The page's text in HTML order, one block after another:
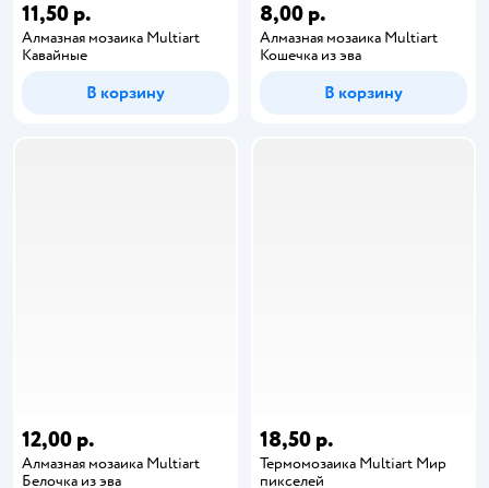
11,50 р.
Алмазная мозаика Multiart
Кавайные
В корзину
8,00 р.
Алмазная мозаика Multiart
Кошечка из эва
В корзину
12,00 р.
Алмазная мозаика Multiart
Белочка из эва
18,50 р.
Термомозаика Multiart Мир
пикселей